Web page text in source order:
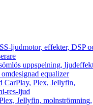
ljudmotor, effekter, DSP
uppspelning,
equalizer
CarPlay, Plex, Jellyfin,
res-ljud
Jellyfin, molnströmning,